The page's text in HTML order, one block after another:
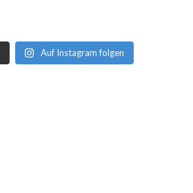
Auf Instagram folgen